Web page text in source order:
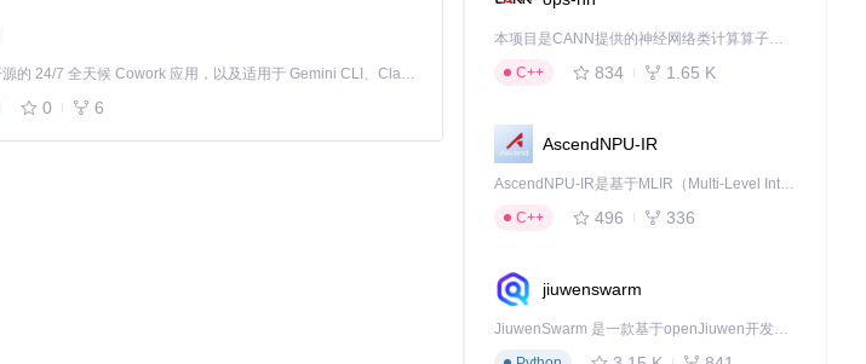
免费、本地、开源的 24/7 全天候 Cowork 应用，以及适用于 Gemini CLI、Claude Code、Codex、OpenCode、Qwen Code、Goose CLI、Auggie 等的 OpenClaw | 🌟 喜欢就点star吧
0 6
本项目是CANN提供的神经网络类计算算子库，实现网络在NPU上加速计算。
C++
834 1.65 K
AscendNPU-IR
AscendNPU-IR是基于MLIR（Multi-Level Intermediate Representation）构建的，面向昇腾亲和算子编译时使用的中间表示，提供昇腾完备表达能力，通过编译优化提升昇腾AI处理器计算效率，支持通过生态框架使能昇腾AI处理器与深度调优
C++
496 336
jiuwenswarm
JiuwenSwarm 是一款基于openJiuwen开发的智能AI Agent，它能够将大语言模型的强大能力，通过你日常使用的各类通讯应用，直接延伸至你的指尖。